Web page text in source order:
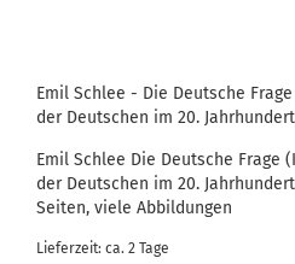
Emil Schlee - Die Deutsche
der Deutschen im 20.
Emil Schlee Die Deutsche Frage
der Deutschen im 20.
Seiten, viele Abbildungen
Lieferzeit: ca. 2 Tage